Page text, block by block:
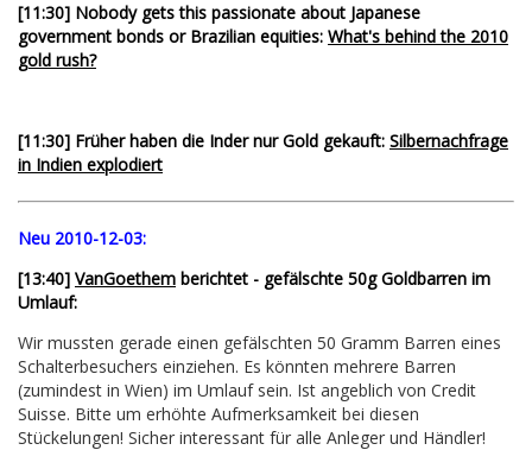
[11:30] Nobody gets this passionate about Japanese
government bonds or Brazilian equities: What's behind the 2010
gold rush?
[11:30] Früher haben die Inder nur Gold gekauft: Silbernachfrage
in Indien explodiert
Neu 2010-12-03:
[13:40] VanGoethem berichtet - gefälschte 50g Goldbarren im
Umlauf:
Wir mussten gerade einen gefälschten 50 Gramm Barren eines
Schalterbesuchers einziehen. Es könnten mehrere Barren
(zumindest in Wien) im Umlauf sein. Ist angeblich von Credit
Suisse. Bitte um erhöhte Aufmerksamkeit bei diesen
Stückelungen! Sicher interessant für alle Anleger und Händler!